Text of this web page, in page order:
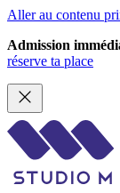
Aller au contenu
Admission
réserve ta place